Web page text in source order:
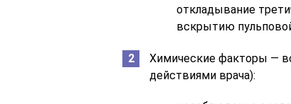
откладывание
вскрытию
Химические факторы —
действиями врача):